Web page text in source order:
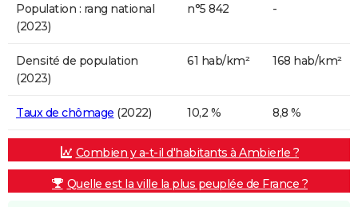
Population : rang national
(2023)
n°5 842 -
Densité de population
(2023)
61 hab/km² 168 hab/km²
Taux de chômage (2022) 10,2 % 8,8 %
Combien y a-t-il d'habitants à Ambierle ?
Quelle est la ville la plus peuplée de France ?